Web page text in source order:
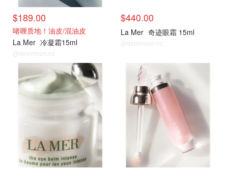
$189.00
啫喱质地！油皮/混油皮
La Mer 冷凝霜15ml
@dealmoon.nz
$440.00
La Mer 奇迹眼霜 15ml
@dealmoon.nz